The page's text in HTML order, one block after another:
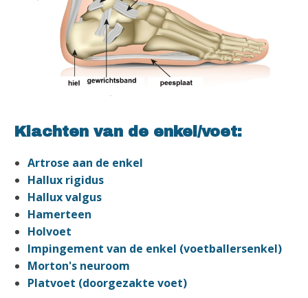
Klachten van de enkel/voet:
Artrose aan de enkel
Hallux rigidus
Hallux valgus
Hamerteen
Holvoet
Impingement van de enkel (voetballersenkel)
Morton's neuroom
Platvoet (doorgezakte voet)